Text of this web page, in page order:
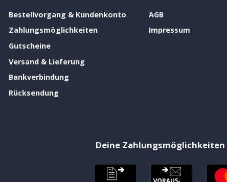
Bestellvorgang & Kundenkonto
Zahlungsmöglichkeiten
Gutscheine
Versand & Lieferung
Bankverbindung
Rücksendung
AGB
Impressum
Deine Zahlungsmöglichkeiten